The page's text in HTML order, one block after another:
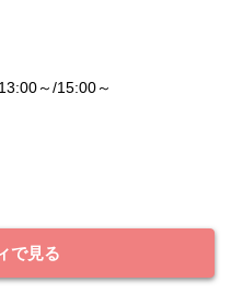
～/15:00～
で見る